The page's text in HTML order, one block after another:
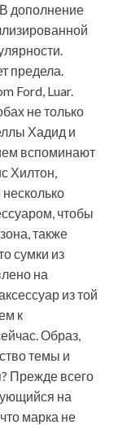
дополнение
предела.
Ford, Luar.
не только
Хадид и
вспоминают
Хилтон,
чтобы
также
сумки из
на
из той
к
Образ,
темы и
Прежде всего
на
марка не